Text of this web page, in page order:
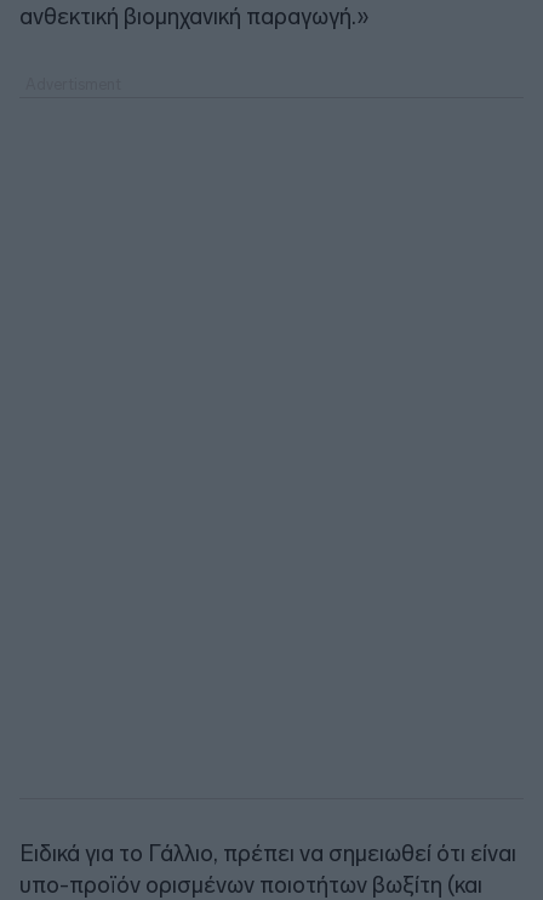
ανθεκτική βιομηχανική παραγωγή.»
Ειδικά για το Γάλλιο, πρέπει να σημειωθεί ότι είναι
υπο-προϊόν ορισμένων ποιοτήτων βωξίτη (και